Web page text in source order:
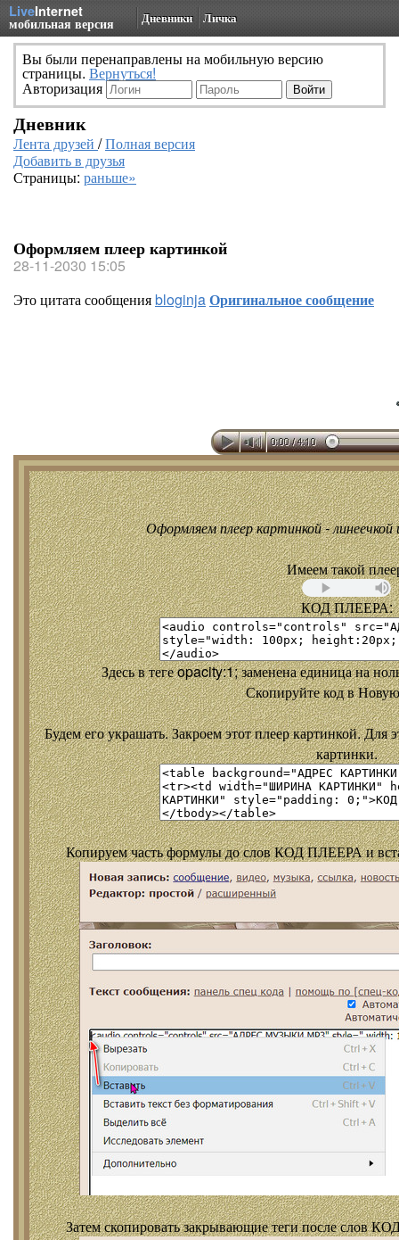
LiveInternet
мобильная версия Дневники Личка
Вы были перенаправлены на мобильную версию
страницы. Вернуться!
Авторизация
Дневник
Лента друзей /Полная версия
Добавить в друзья
Страницы: раньше»
Оформляем плеер картинкой
28-11-2030 15:05
Это цитата сообщенияbloginjaОригинальное сообщение
Оформляем плеер картинкой - линеечкой
Имеем такой
КОД ПЛЕЕРА:
Здесь в теге opacity:1; заменена единица на
Скопируйте код в
Будем его украшать. Закроем этот плеер картинкой. Для
картинки.
Копируем часть формулы до слов КОД ПЛЕЕРА и
Затем скопировать закрывающие теги после слов